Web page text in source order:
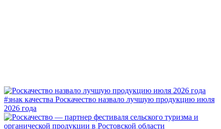
#знак качества Роскачество назвало лучшую продукцию июля
2026 года